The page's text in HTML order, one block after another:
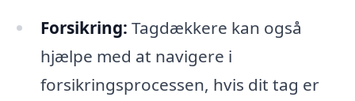
Forsikring: Tagdækkere kan også
hjælpe med at navigere i
forsikringsprocessen, hvis dit tag er